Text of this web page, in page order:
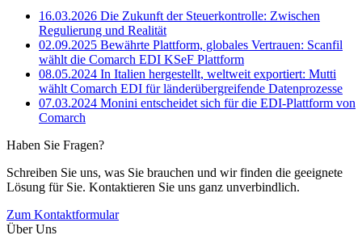
16.03.2026 Die Zukunft der Steuerkontrolle: Zwischen
Regulierung und Realität
02.09.2025 Bewährte Plattform, globales Vertrauen: Scanfil
wählt die Comarch EDI KSeF Plattform
08.05.2024 In Italien hergestellt, weltweit exportiert: Mutti
wählt Comarch EDI für länderübergreifende Datenprozesse
07.03.2024 Monini entscheidet sich für die EDI-Plattform von
Comarch
Haben Sie Fragen?
Schreiben Sie uns, was Sie brauchen und wir finden die geeignete
Lösung für Sie. Kontaktieren Sie uns ganz unverbindlich.
Zum Kontaktformular
Über Uns